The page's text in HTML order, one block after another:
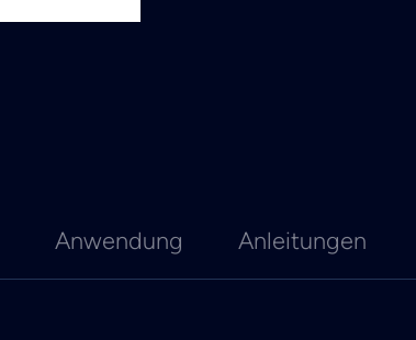
Anwendung Anleitungen